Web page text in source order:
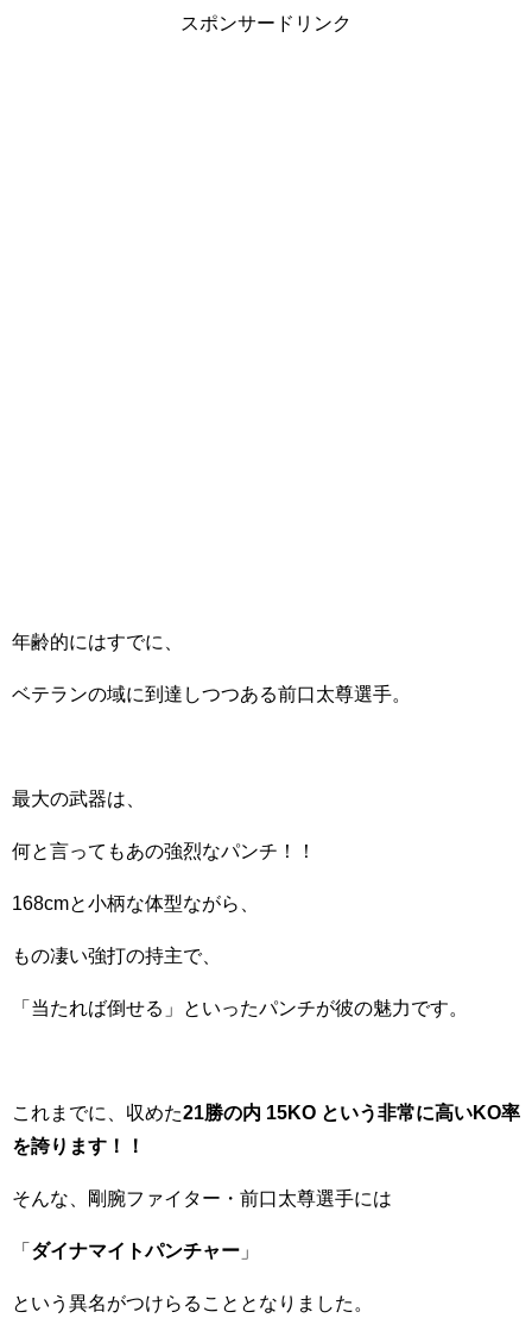
スポンサードリンク
年齢的にはすでに、
ベテランの域に到達しつつある前口太尊選手。
最大の武器は、
何と言ってもあの強烈なパンチ！！
168cmと小柄な体型ながら、
もの凄い強打の持主で、
「当たれば倒せる」といったパンチが彼の魅力です。
これまでに、収めた21勝の内 15KO という非常に高いKO率
を誇ります！！
そんな、剛腕ファイター・前口太尊選手には
「 ダイナマイトパンチャー 」
という異名がつけらることとなりました。